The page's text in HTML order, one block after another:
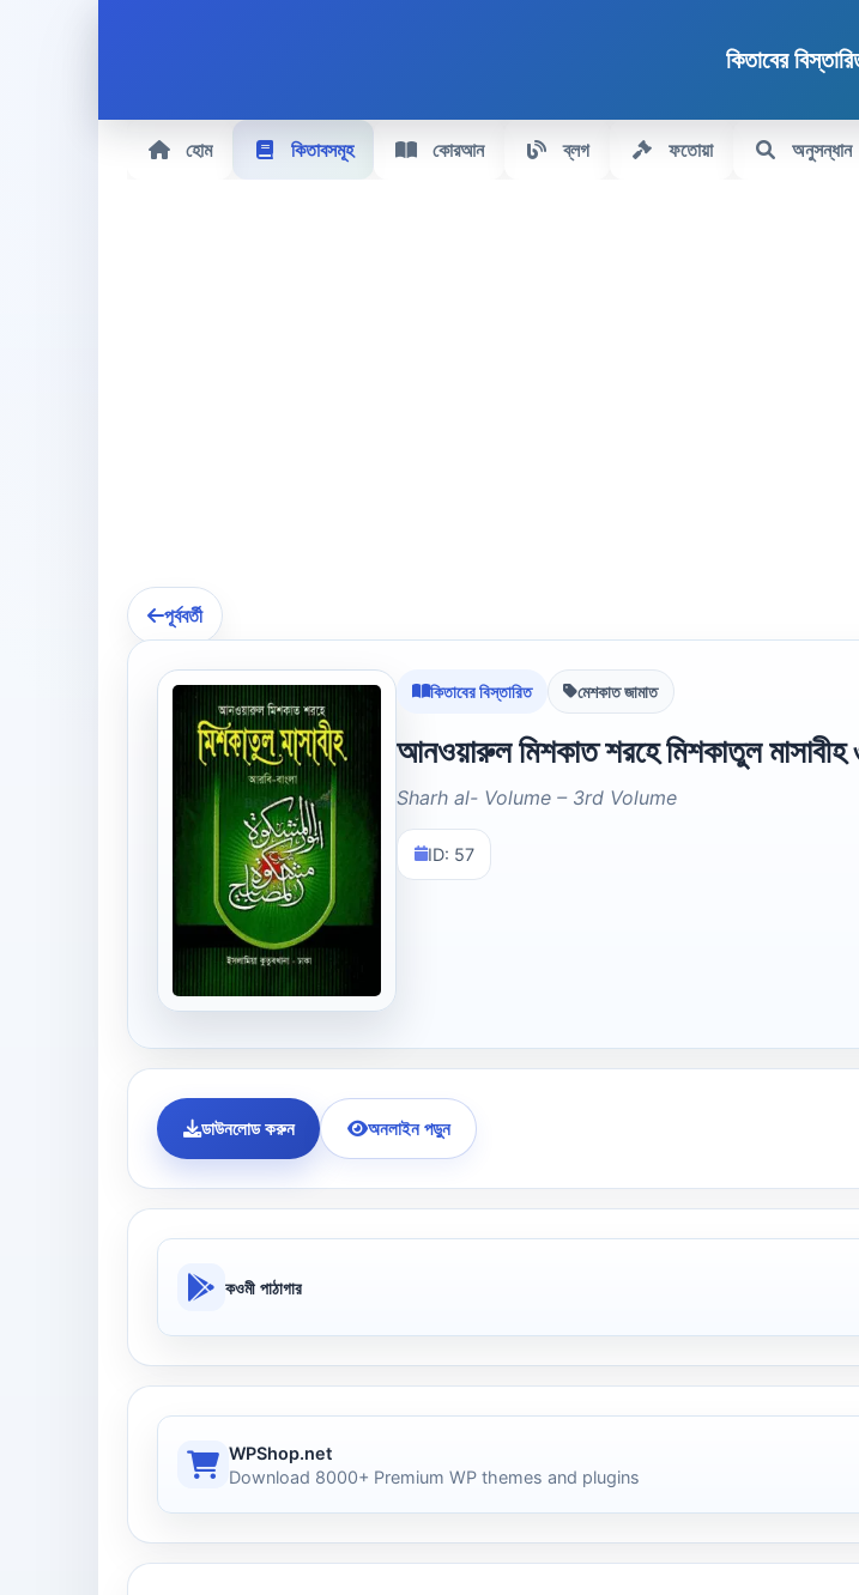
কিতাবের
হোম কিতাবসমূহ কোরআন ব্লগ ফতোয়া অনুসন্ধান
পূর্ববর্তী
কিতাবের বিস্তারিত মেশকাত জামাত
আনওয়ারুল মিশকাত শরহে মিশকাতুল মাসাবীহ
Sharh al- Volume – 3rd Volume
ID: 57
ডাউনলোড করুন অনলাইন পড়ুন
কওমী পাঠাগার
WPShop.net
Download 8000+ Premium WP themes and plugins